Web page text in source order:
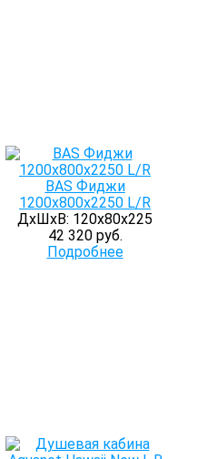
BAS Фиджи
1200х800х2250 L/R
ДхШхВ: 120х80х225
42 320 руб.
Подробнее